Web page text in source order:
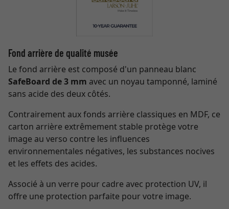
Fond arrière de qualité musée
Le fond arrière est composé d'un panneau blanc
SafeBoard de 3 mm avec un noyau tamponné, laminé
sans acide des deux côtés.
Contrairement aux fonds arrière classiques en MDF, ce
carton arrière extrêmement stable protège votre
image au verso contre les influences
environnementales négatives, les substances nocives
et les effets des acides.
Associé à un verre pour cadre avec protection UV, il
offre une protection parfaite pour votre image.